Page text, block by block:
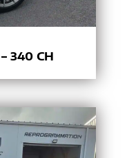
340 CH